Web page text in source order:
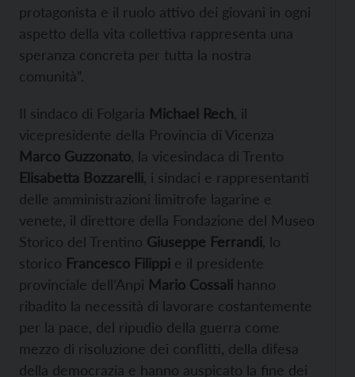
protagonista e il ruolo attivo dei giovani in ogni
aspetto della vita collettiva rappresenta una
speranza concreta per tutta la nostra
comunità”.
Il sindaco di Folgaria Michael Rech , il
vicepresidente della Provincia di Vicenza
Marco Guzzonato , la vicesindaca di Trento
Elisabetta Bozzarelli , i sindaci e rappresentanti
delle amministrazioni limitrofe lagarine e
venete, il direttore della Fondazione del Museo
Storico del Trentino Giuseppe Ferrandi , lo
storico Francesco Filippi e il presidente
provinciale dell’Anpi Mario Cossali hanno
ribadito la necessità di lavorare costantemente
per la pace, del ripudio della guerra come
mezzo di risoluzione dei conflitti, della difesa
della democrazia e hanno auspicato la fine dei